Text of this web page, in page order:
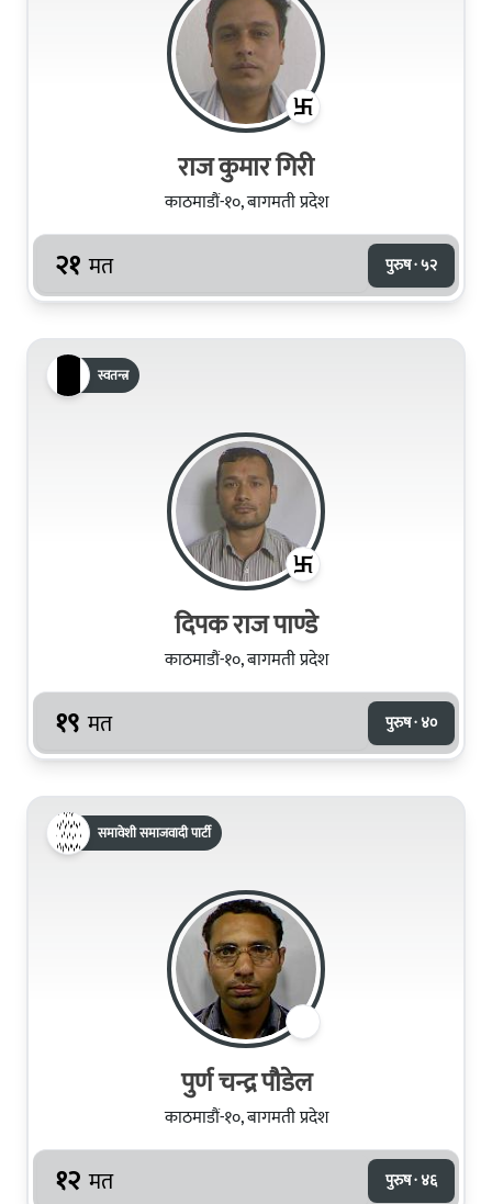
राज कुमार गिरी
काठमाडौं-१०, बागमती प्रदेश
२१ मत पुरुष · ५२
स्वतन्त्र
दिपक राज पाण्डे
काठमाडौं-१०, बागमती प्रदेश
१९ मत पुरुष · ४०
समावेशी समाजवादी पार्टी
पुर्ण चन्द्र पौडेल
काठमाडौं-१०, बागमती प्रदेश
१२ मत पुरुष · ४६